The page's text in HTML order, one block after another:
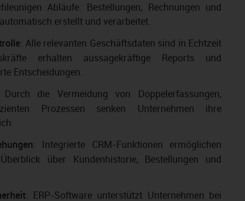
Abläufe. Bestellungen, Rechnungen und
erstellt und verarbeitet.
: Alle relevanten Geschäftsdaten sind in Echtzeit
erhalten aussagekräftige Reports und
Entscheidungen.
die Vermeidung von Doppelerfassungen,
Prozessen senken Unternehmen ihre
: Integrierte CRM-Funktionen ermöglichen
über Kundenhistorie, Bestellungen und
: ERP-Software unterstützt Unternehmen bei